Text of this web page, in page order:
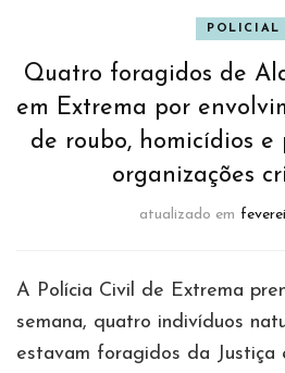
POLICIAL
Quatro foragidos de
em Extrema por
de roubo, homicídios
organizações
atualizado em
A Polícia Civil de Extrema
semana, quatro indivíduos
estavam foragidos da Justiça